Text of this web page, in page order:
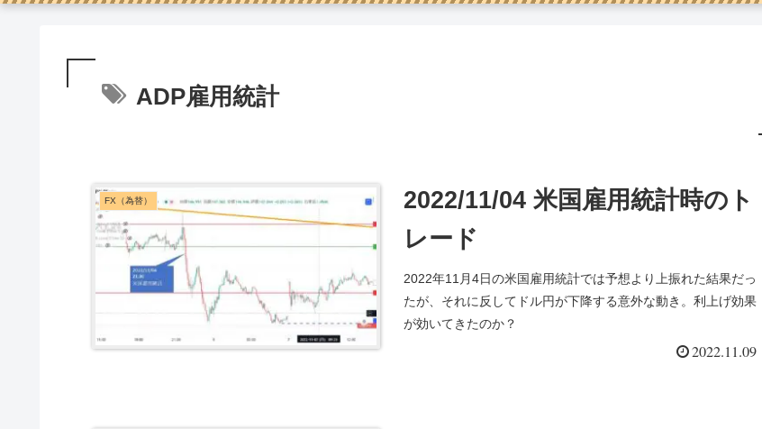
ADP雇用統計
FX（為替）
2022/11/04 米国雇用統計時のト
レード
2022年11月4日の米国雇用統計では予想より上振れた結果だっ
たが、それに反してドル円が下降する意外な動き。利上げ効果
が効いてきたのか？
2022.11.09